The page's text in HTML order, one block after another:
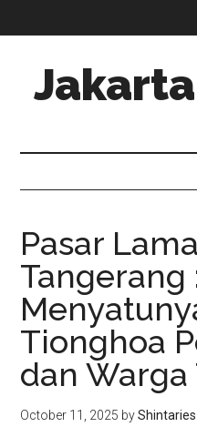
Pasar
Tangerang
Tionghoa
dan
October 11, 2025 by